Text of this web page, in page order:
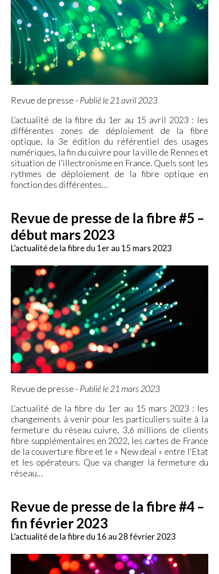
Revue de presse - Publié le 21 avril 2023
L’actualité de la fibre du 1er au 15 avril 2023 : les
différentes zones de déploiement de la fibre
optique, la 3e édition du référentiel des usages
numériques, la fin du cuivre pour la ville de Rennes et
situation de l’illectronisme en France. Quels sont les
rythmes de déploiement de la fibre optique en
fonction des différentes…
Revue de presse de la fibre #5 –
début mars 2023
L’actualité de la fibre du 1er au 15 mars 2023
Revue de presse - Publié le 21 mars 2023
L’actualité de la fibre du 1er au 15 mars 2023 : les
changements à venir pour les particuliers suite à la
fermeture du réseau cuivre, 3,6 millions de clients
fibre supplémentaires en 2022, les cartes de France
de la couverture fibre et le « New deal » entre l’Etat
et les opérateurs. Que va changer la fermeture du
réseau…
Revue de presse de la fibre #4 –
fin février 2023
L’actualité de la fibre du 16 au 28 février 2023